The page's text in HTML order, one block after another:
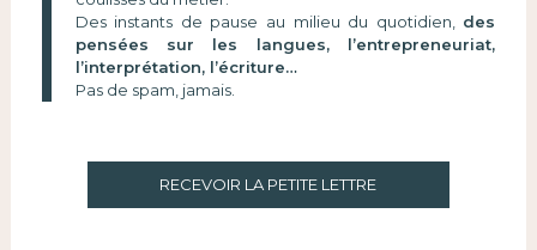
Des instants de pause au milieu du quotidien, des
pensées sur les langues, l’entrepreneuriat,
l’interprétation, l’écriture…
Pas de spam, jamais.
RECEVOIR LA PETITE LETTRE